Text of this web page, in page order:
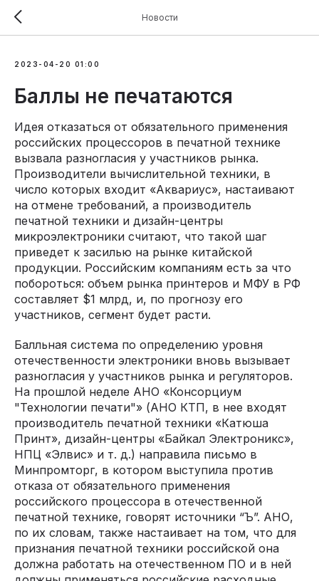
Новости
2023-04-20 01:00
Баллы не печатаются
Идея отказаться от обязательного применения
российских процессоров в печатной технике
вызвала разногласия у участников рынка.
Производители вычислительной техники, в
число которых входит «Аквариус», настаивают
на отмене требований, а производитель
печатной техники и дизайн-центры
микроэлектроники считают, что такой шаг
приведет к засилью на рынке китайской
продукции. Российским компаниям есть за что
побороться: объем рынка принтеров и МФУ в РФ
составляет $1 млрд, и, по прогнозу его
участников, сегмент будет расти.
Балльная система по определению уровня
отечественности электроники вновь вызывает
разногласия у участников рынка и регуляторов.
На прошлой неделе АНО «Консорциум
"Технологии печати"» (АНО КТП, в нее входят
производитель печатной техники «Катюша
Принт», дизайн-центры «Байкал Электроникс»,
НПЦ «Элвис» и т. д.) направила письмо в
Минпромторг, в котором выступила против
отказа от обязательного применения
российского процессора в отечественной
печатной технике, говорят источники “Ъ”. АНО,
по их словам, также настаивает на том, что для
признания печатной техники российской она
должна работать на отечественном ПО и в ней